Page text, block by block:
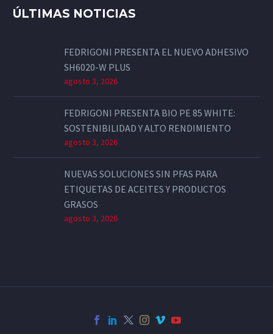
ÚLTIMAS NOTICIAS
FEDRIGONI PRESENTA EL NUEVO ADHESIVO
SH6020-W PLUS
agosto 3, 2026
FEDRIGONI PRESENTA BIO PE 85 WHITE:
SOSTENIBILIDAD Y ALTO RENDIMIENTO
agosto 3, 2026
NUEVAS SOLUCIONES SIN PFAS PARA
ETIQUETAS DE ACEITES Y PRODUCTOS
GRASOS
agosto 3, 2026